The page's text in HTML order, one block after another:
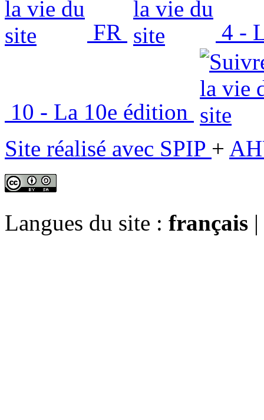
FR 4 -
10 - La 10e édition
Site réalisé avec SPIP +
Langues du site : français |